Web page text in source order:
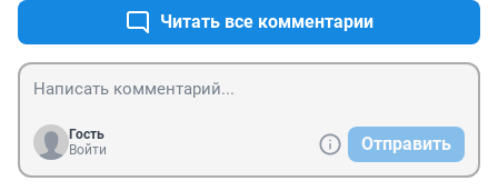
Читать все комментарии
Гость
Войти
Отправить